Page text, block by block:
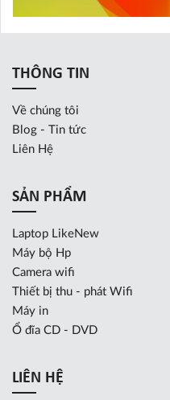
THÔNG TIN
Về chúng tôi
Blog - Tin tức
Liên Hệ
SẢN PHẨM
Laptop LikeNew
Máy bộ Hp
Camera wifi
Thiết bị thu - phát Wifi
Máy in
Ổ đĩa CD - DVD
LIÊN HỆ